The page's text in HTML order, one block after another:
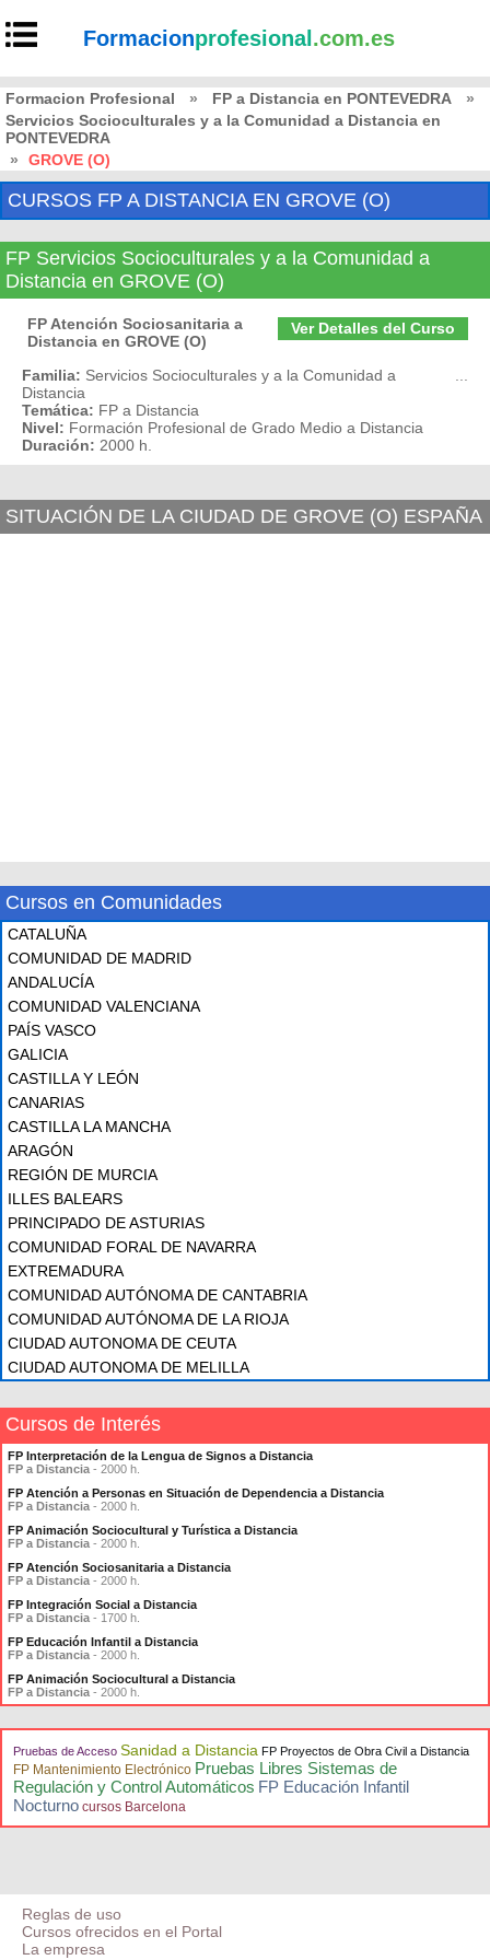
Formacionprofesional .com.es
Formacion Profesional » FP a Distancia en PONTEVEDRA
»
Servicios Socioculturales y a la Comunidad a Distancia en
PONTEVEDRA
»
GROVE (O)
CURSOS FP A DISTANCIA EN GROVE (O)
FP Servicios Socioculturales y a la Comunidad a
Distancia en GROVE (O)
Ver Detalles del Curso
FP Atención Sociosanitaria a
Distancia en GROVE (O)
Familia: Servicios Socioculturales y a la Comunidad a
Distancia
Temática: FP a Distancia
Nivel: Formación Profesional de Grado Medio a Distancia
Duración: 2000 h.
SITUACIÓN DE LA CIUDAD DE GROVE (O) ESPAÑA
Cursos en Comunidades
CATALUÑA
COMUNIDAD DE MADRID
ANDALUCÍA
COMUNIDAD VALENCIANA
PAÍS VASCO
GALICIA
CASTILLA Y LEÓN
CANARIAS
CASTILLA LA MANCHA
ARAGÓN
REGIÓN DE MURCIA
ILLES BALEARS
PRINCIPADO DE ASTURIAS
COMUNIDAD FORAL DE NAVARRA
EXTREMADURA
COMUNIDAD AUTÓNOMA DE CANTABRIA
COMUNIDAD AUTÓNOMA DE LA RIOJA
CIUDAD AUTONOMA DE CEUTA
CIUDAD AUTONOMA DE MELILLA
Cursos de Interés
FP Interpretación de la Lengua de Signos a Distancia
FP a Distancia - 2000 h.
FP Atención a Personas en Situación de Dependencia a Distancia
FP a Distancia - 2000 h.
FP Animación Sociocultural y Turística a Distancia
FP a Distancia - 2000 h.
FP Atención Sociosanitaria a Distancia
FP a Distancia - 2000 h.
FP Integración Social a Distancia
FP a Distancia - 1700 h.
FP Educación Infantil a Distancia
FP a Distancia - 2000 h.
FP Animación Sociocultural a Distancia
FP a Distancia - 2000 h.
Pruebas de Acceso Sanidad a Distancia FP Proyectos de Obra Civil a Distancia
FP Mantenimiento Electrónico Pruebas Libres Sistemas de
Regulación y Control Automáticos FP Educación Infantil
Nocturno cursos Barcelona
Reglas de uso
Cursos ofrecidos en el Portal
La empresa